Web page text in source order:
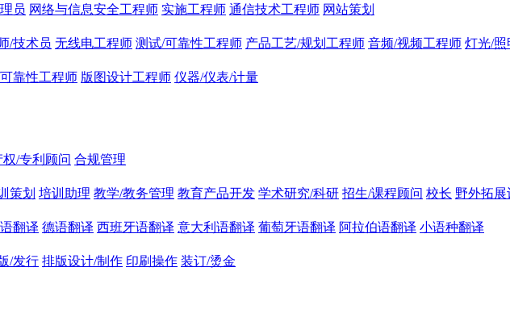
员 网络与信息安全工程师 实施工程师 通信技术工程师 网站策划
/技术员 无线电工程师 测试/可靠性工程师 产品工艺/规划工程师 音频/视频工程师 灯光/照
靠性工程师 版图设计工程师 仪器/仪表/计量
权/专利顾问 合规管理
策划 培训助理 教学/教务管理 教育产品开发 学术研究/科研 招生/课程顾问 校长 野外拓
翻译 德语翻译 西班牙语翻译 意大利语翻译 葡萄牙语翻译 阿拉伯语翻译 小语种翻译
/发行 排版设计/制作 印刷操作 装订/烫金